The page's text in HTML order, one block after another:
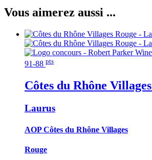
Vous aimerez aussi ...
91-88 pts
Côtes du Rhône Villages
Laurus
AOP Côtes du Rhône Villages
Rouge